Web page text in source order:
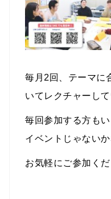
毎月2回、テーマに
いてレクチャーして
毎回参加する方も
イベントじゃない
お気軽にご参加くだ